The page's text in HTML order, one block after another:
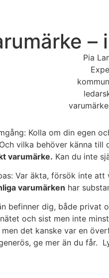
–
Pia
Kolla om din egen
vilka behöver känna
varumärke. Kan du inte
Var äkta, försök inte
varumärken har
befinner dig, både privat
och sist men inte
det kanske var en
ge mer än du får.